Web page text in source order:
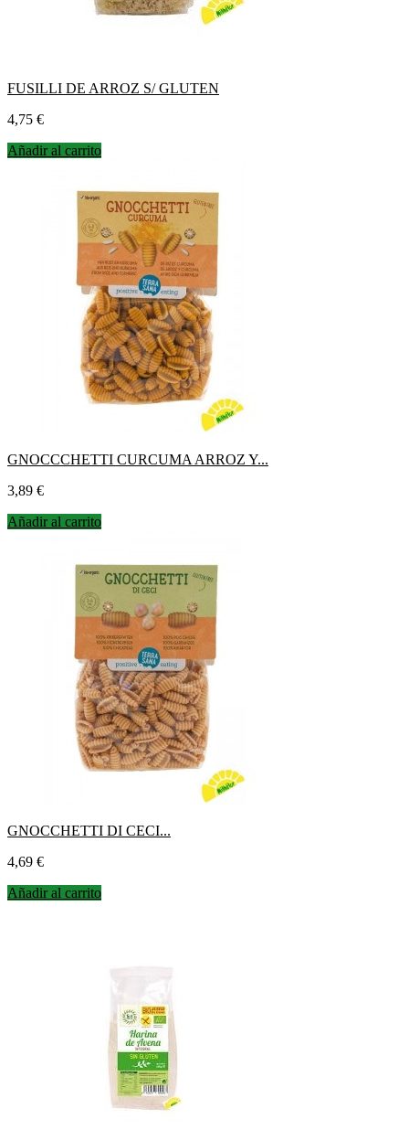
FUSILLI DE ARROZ S/ GLUTEN
Precio
4,75 €
Añadir al carrito
GNOCCCHETTI CURCUMA ARROZ Y...
Precio
3,89 €
Añadir al carrito
GNOCCHETTI DI CECI...
Precio
4,69 €
Añadir al carrito